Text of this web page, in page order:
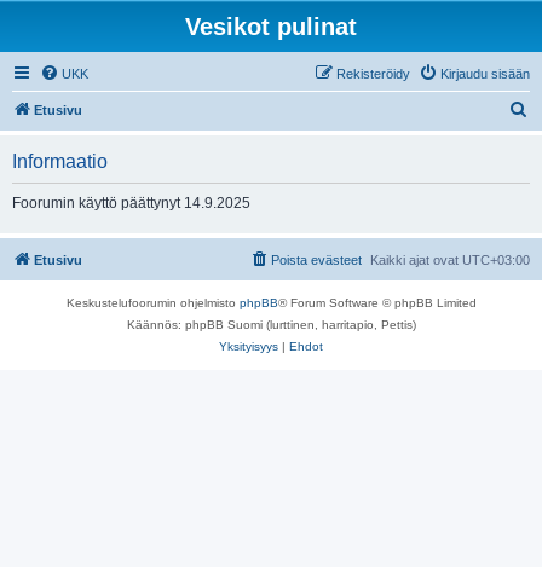
Vesikot pulinat
UKK Kirjaudu sisään
Rekisteröidy
Etusivu
Informaatio
Foorumin käyttö päättynyt 14.9.2025
Etusivu Kaikki ajat ovat UTC+03:00
Poista evästeet
Keskustelufoorumin ohjelmisto phpBB® Forum Software © phpBB Limited
Käännös: phpBB Suomi (lurttinen, harritapio, Pettis)
Yksityisyys | Ehdot